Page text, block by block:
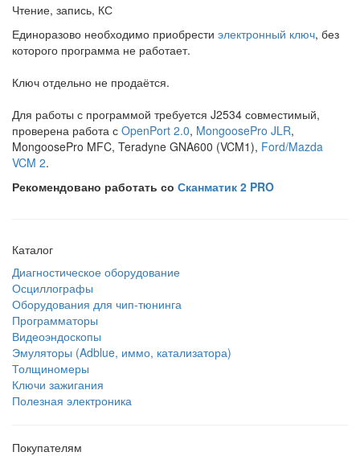
Чтение, запись, КС
Единоразово необходимо приобрести электронный ключ, без
которого программа не работает.
Ключ отдельно не продаётся.
Для работы с программой требуется J2534 совместимый,
проверена работа с OpenPort 2.0, MongoosePro JLR,
MongoosePro MFC, Teradyne GNA600 (VCM1), Ford/Mazda
VCM 2.
Рекомендовано работать со Сканматик 2 PRO
Каталог
Диагностическое оборудование
Осциллографы
Оборудования для чип-тюнинга
Программаторы
Видеоэндоскопы
Эмуляторы (Adblue, иммо, катализатора)
Толщиномеры
Ключи зажигания
Полезная электроника
Покупателям